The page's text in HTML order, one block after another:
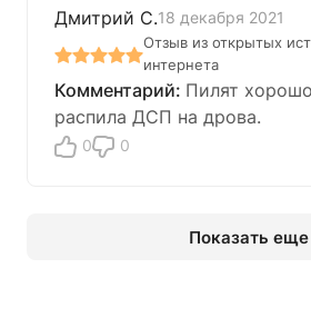
Дмитрий С.18 декабря 2021
Отзыв из открытых
интернета
Пилят
распила ДСП на дрова.
0 0
Показать еще